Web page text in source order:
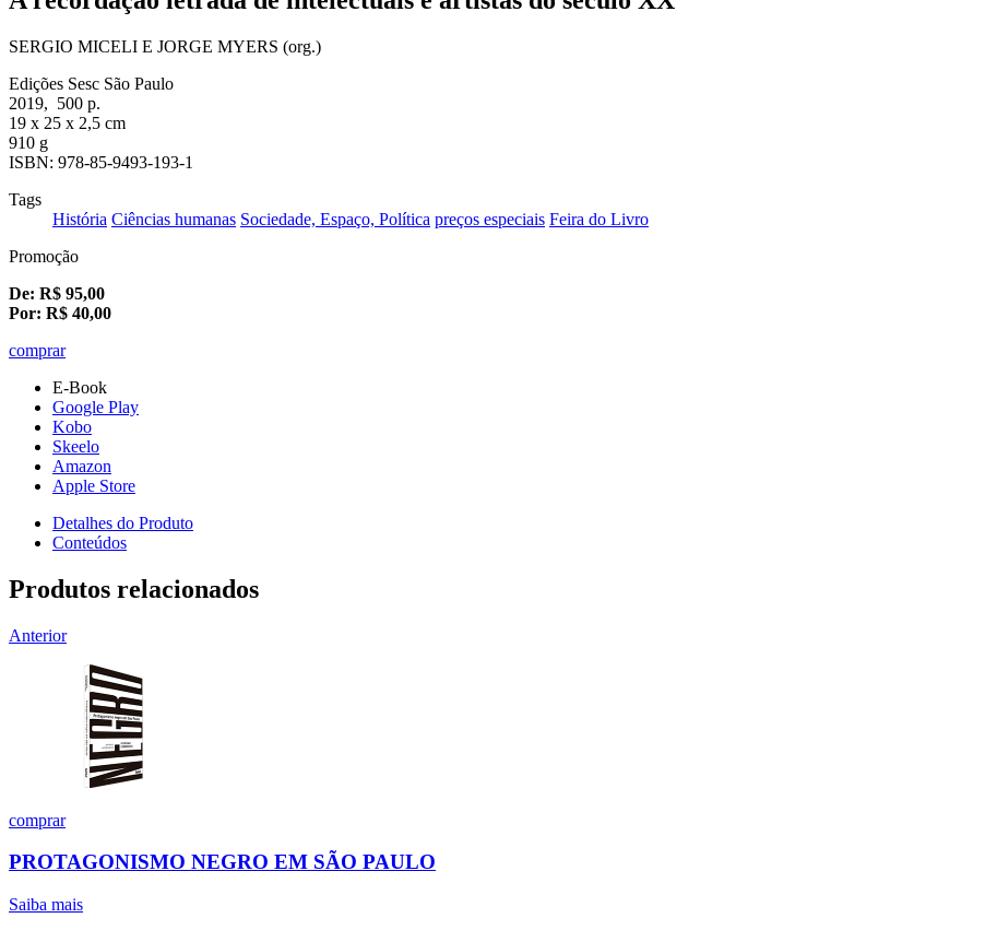
SERGIO MICELI E JORGE MYERS (org.)
Edições Sesc São Paulo
2019, 500 p.
19 x 25 x 2,5 cm
910 g
ISBN: 978-85-9493-193-1
Tags
História Ciências humanas Sociedade, Espaço, Política preços especiais Feira do Livro
Promoção
De: R$ 95,00
Por: R$ 40,00
comprar
E-Book
Google Play
Kobo
Skeelo
Amazon
Apple Store
Detalhes do Produto
Conteúdos
Produtos relacionados
Anterior
comprar
PROTAGONISMO NEGRO EM SÃO PAULO
Saiba mais